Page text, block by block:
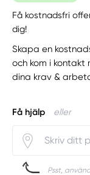
Få kostnadsfri
dig!
Skapa en
och kom i
dina krav &
Få hjälp eller
Psst,